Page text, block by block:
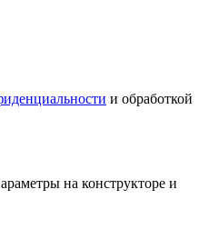
и обработкой
на конструкторе и